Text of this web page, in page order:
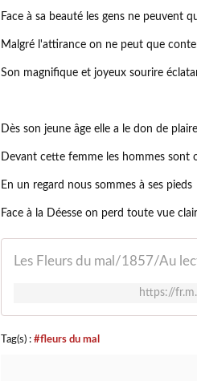
Face à sa beauté les gens ne peuvent
Malgré l'attirance on ne peut que
Son magnifique et joyeux sourire
Dès son jeune âge elle a le don de plaire
Devant cette femme les hommes sont
En un regard nous sommes à ses pieds
Face à la Déesse on perd toute vue
Les Fleurs du mal/1857/Au
https://
Tag(s) : #fleurs du mal